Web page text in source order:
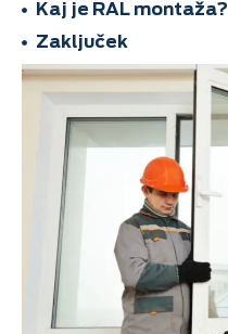
Kaj je RAL montaža?
Zaključek